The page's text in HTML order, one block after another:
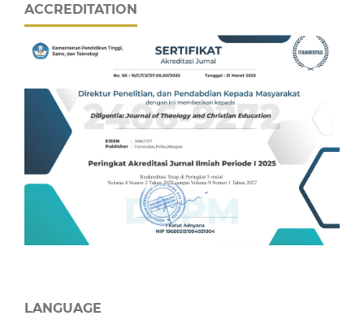
ACCREDITATION
LANGUAGE